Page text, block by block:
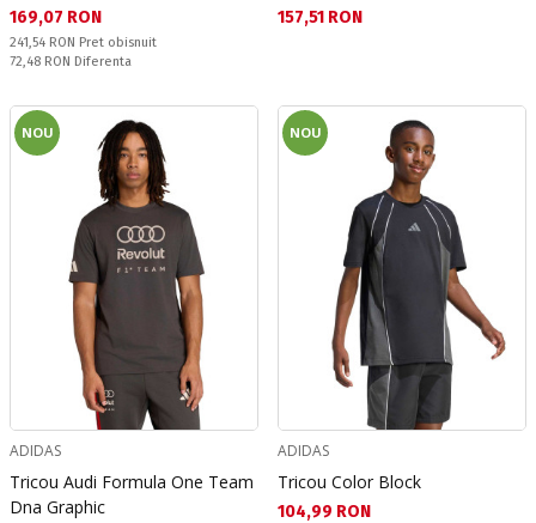
Текуща цена:
169,07 RON
Pret obisnuit:
241,54 RON Pret obisnuit
Спестявате:
72,48 RON Diferenta
Текуща цена:
157,51 RON
NOU
ADIDAS
Tricou Audi Formula One Team
Dna Graphic
NOU
ADIDAS
Tricou Color Block
Текуща цена:
104,99 RON